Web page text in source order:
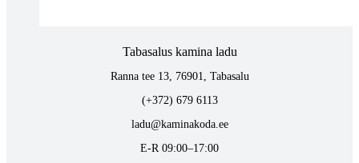
Tabasalus kamina ladu
Ranna tee 13, 76901, Tabasalu
(+372) 679 6113
ladu@kaminakoda.ee
E-R 09:00–17:00